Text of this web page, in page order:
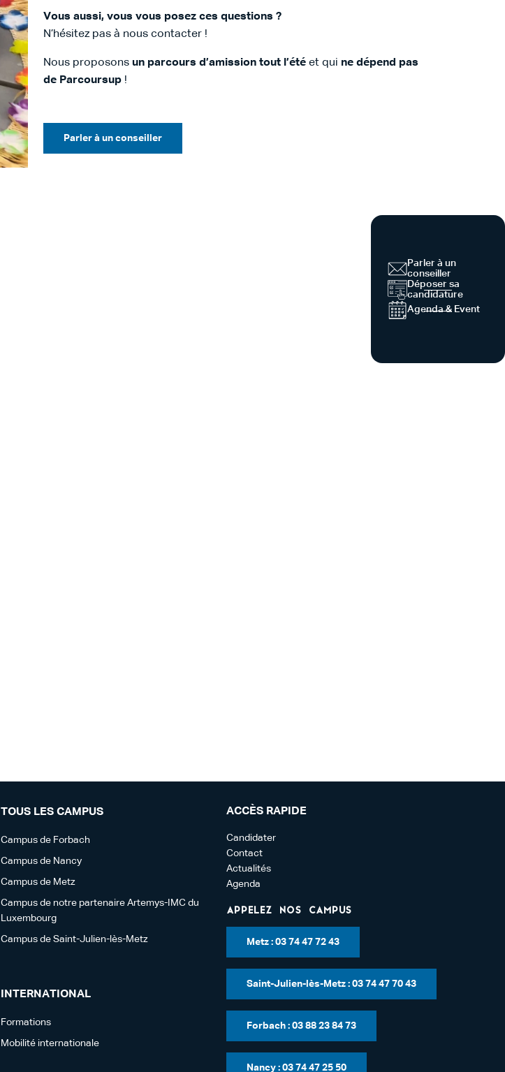
Vous aussi, vous vous posez ces questions ?
N’hésitez pas à nous contacter !
Nous proposons un parcours d’amission tout l’été et qui ne dépend pas
de Parcoursup !
Parler à un conseiller
Parler à un
conseiller
Déposer sa
candidature
Agenda & Event
ACCÈS RAPIDE
Candidater
Contact
Actualités
Agenda
Appelez nos campus
Metz : 03 74 47 72 43
Saint-Julien-lès-Metz : 03 74 47 70 43
Forbach : 03 88 23 84 73
Nancy : 03 74 47 25 50
TOUS LES CAMPUS
Campus de Forbach
Campus de Nancy
Campus de Metz
Campus de notre partenaire Artemys-IMC du
Luxembourg
Campus de Saint-Julien-lès-Metz
INTERNATIONAL
Formations
Mobilité internationale